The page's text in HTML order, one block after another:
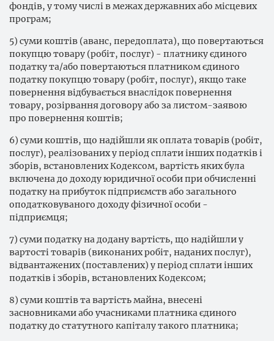
фондів, у тому числі в межах державних або місцевих
програм;
5) суми коштів (аванс, передоплата), що повертаються
покупцю товару (робіт, послуг) - платнику єдиного
податку та/або повертаються платником єдиного
податку покупцю товару (робіт, послуг), якщо таке
повернення відбувається внаслідок повернення
товару, розірвання договору або за листом-заявою
про повернення коштів;
6) суми коштів, що надійшли як оплата товарів (робіт,
послуг), реалізованих у період сплати інших податків і
зборів, встановлених Кодексом, вартість яких була
включена до доходу юридичної особи при обчисленні
податку на прибуток підприємств або загального
оподатковуваного доходу фізичної особи -
підприємця;
7) суми податку на додану вартість, що надійшли у
вартості товарів (виконаних робіт, наданих послуг),
відвантажених (поставлених) у період сплати інших
податків і зборів, встановлених Кодексом;
8) суми коштів та вартість майна, внесені
засновниками або учасниками платника єдиного
податку до статутного капіталу такого платника;